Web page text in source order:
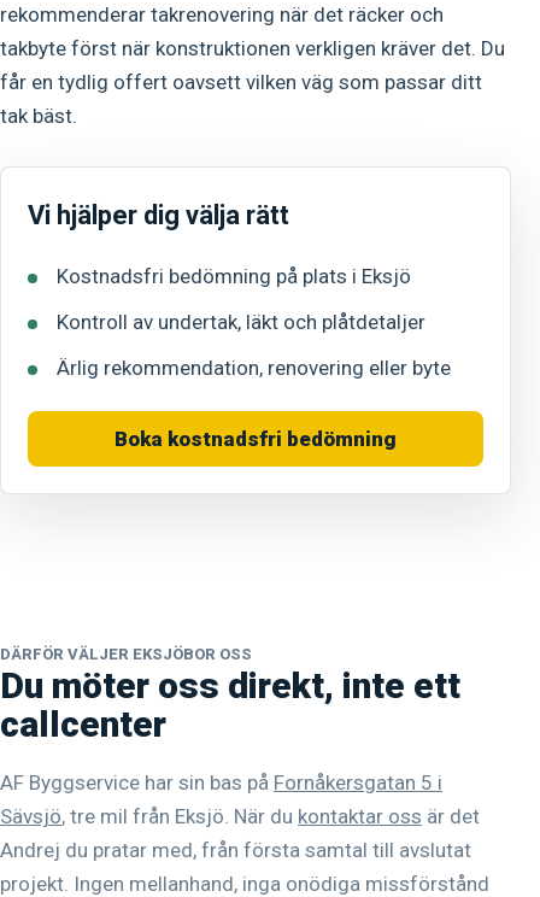
rekommenderar takrenovering när det räcker och
takbyte först när konstruktionen verkligen kräver det. Du
får en tydlig offert oavsett vilken väg som passar ditt
tak bäst.
Vi hjälper dig välja rätt
Kostnadsfri bedömning på plats i Eksjö
Kontroll av undertak, läkt och plåtdetaljer
Ärlig rekommendation, renovering eller byte
Boka kostnadsfri bedömning
DÄRFÖR VÄLJER EKSJÖBOR OSS
Du möter oss direkt, inte ett
callcenter
AF Byggservice har sin bas på Fornåkersgatan 5 i
Sävsjö, tre mil från Eksjö. När du kontaktar oss är det
Andrej du pratar med, från första samtal till avslutat
projekt. Ingen mellanhand, inga onödiga missförstånd